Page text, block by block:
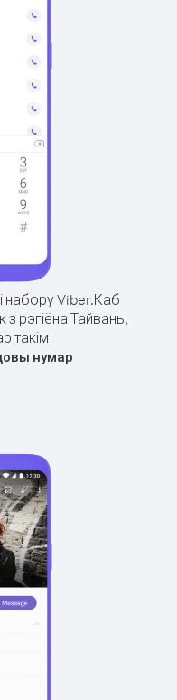
набору Viber.Каб
з рэгіёна Тайвань,
такім
нумар